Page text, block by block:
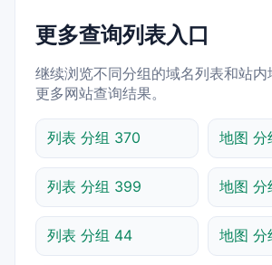
更多查询列表入口
继续浏览不同分组的域名列表和站
更多网站查询结果。
列表 分组 370 地图 分
列表 分组 399 地图
列表 分组 44 地图